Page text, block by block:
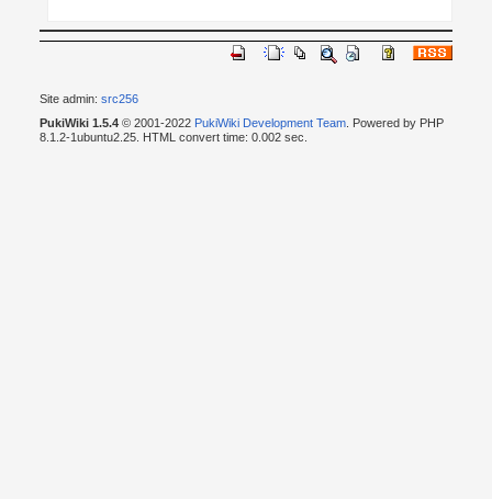
Site admin: src256
PukiWiki 1.5.4© 2001-2022 PukiWiki Development Team. Powered by PHP
8.1.2-1ubuntu2.25. HTML convert time: 0.002 sec.